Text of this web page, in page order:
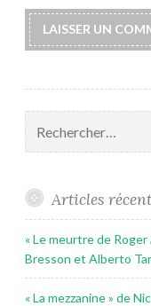
Articles
« Le meurtre de
Bresson et Alberto
« La mezzanine » de